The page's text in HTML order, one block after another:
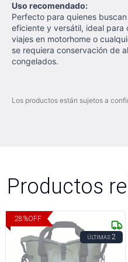
Uso recomendado:
Perfecto para quienes
eficiente y versátil, ideal
viajes en motorhome o
se requiera conservación de
congelados.
Los productos están sujetos a
Productos
28%OFF
ÚLTIMAS2